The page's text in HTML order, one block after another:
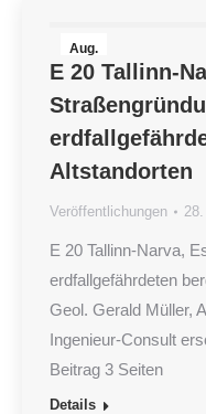
Aug.
28
2007
E 20 Tallinn-
Altstandorten
Veröffentlichungen
E 20 Tallinn-Narva,
erdfallgefährdeten
Geol. Gerald Müller,
Ingenieur-Consult
Beitrag 3 Seiten
Details